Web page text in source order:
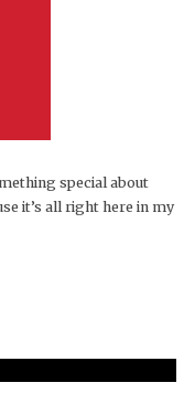
special about
it’s all right here in my